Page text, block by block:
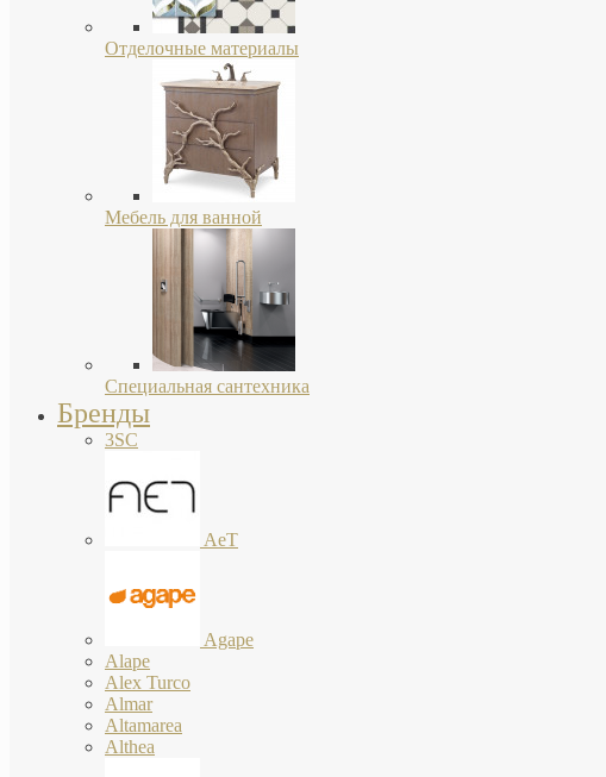
Отделочные материалы
Мебель для ванной
Специальная сантехника
Бренды
3SC
AeT
Agape
Alape
Alex Turco
Almar
Altamarea
Althea